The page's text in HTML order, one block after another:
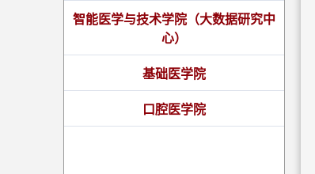
智能医学与技术学院（大数据研究中
心）
基础医学院
口腔医学院